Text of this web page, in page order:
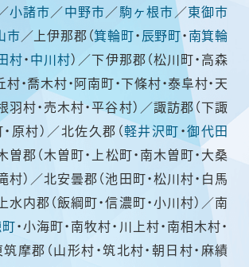
小諸市／中野市／駒ヶ根市／東御市
市／上伊那郡（箕輪町・辰野町・南箕輪
村・中川村）／下伊那郡（松川町・高森
村・喬木村・阿南町・下條村・泰阜村・天
羽村・売木村・平谷村）／諏訪郡（下諏
原村）／北佐久郡（軽井沢町・御代田
曽郡（木曽町・上松町・南木曽町・大桑
村）／北安曇郡（池田町・松川村・白馬
水内郡（飯綱町・信濃町・小川村）／南
・小海町・南牧村・川上村・南相木村・
摩郡（山形村・筑北村・朝日村・麻績